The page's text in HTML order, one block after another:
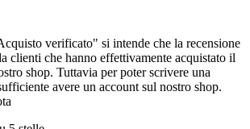
verificato" si intende che la recensione
clienti che hanno effettivamente acquistato il
shop. Tuttavia per poter scrivere una
avere un account sul nostro shop.